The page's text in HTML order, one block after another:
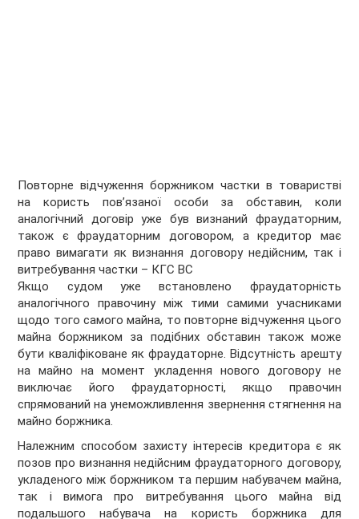
Повторне відчуження боржником частки в товаристві
на користь пов’язаної особи за обставин, коли
аналогічний договір уже був визнаний фраудаторним,
також є фраудаторним договором, а кредитор має
право вимагати як визнання договору недійсним, так і
витребування частки – КГС ВС
Якщо судом уже встановлено фраудаторність
аналогічного правочину між тими самими учасниками
щодо того самого майна, то повторне відчуження цього
майна боржником за подібних обставин також може
бути кваліфіковане як фраудаторне. Відсутність арешту
на майно на момент укладення нового договору не
виключає його фраудаторності, якщо правочин
спрямований на унеможливлення звернення стягнення на
майно боржника.
Належним способом захисту інтересів кредитора є як
позов про визнання недійсним фраудаторного договору,
укладеного між боржником та першим набувачем майна,
так і вимога про витребування цього майна від
подальшого набувача на користь боржника для